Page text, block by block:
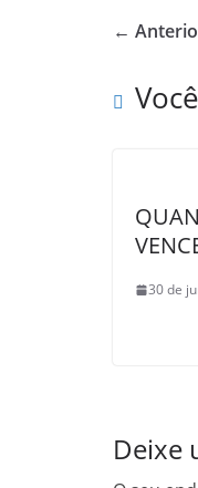
e
o
←
30 de
Deixe